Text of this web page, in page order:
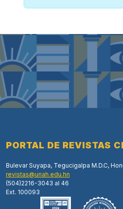
PORTAL DE REVISTAS
Bulevar Suyapa, Tegucigalpa M.D.C,
revistas@unah.edu.hn
(504)2216-3043 al 46
Ext. 100093